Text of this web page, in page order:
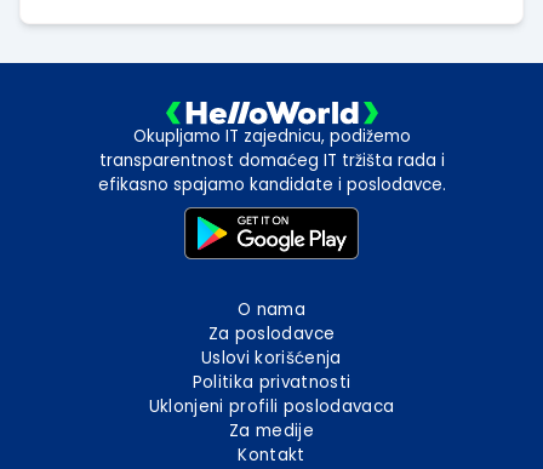
Okupljamo IT zajednicu, podižemo
transparentnost domaćeg IT tržišta rada i
efikasno spajamo kandidate i poslodavce.
O nama
Za poslodavce
Uslovi korišćenja
Politika privatnosti
Uklonjeni profili poslodavaca
Za medije
Kontakt